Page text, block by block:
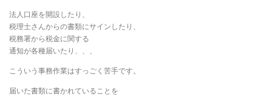
法人口座を開設したり、
税理士さんからの書類にサインしたり、
税務署から税金に関する
通知が各種届いたり、、、
こういう事務作業はすっごく苦手です。
届いた書類に書かれていることを